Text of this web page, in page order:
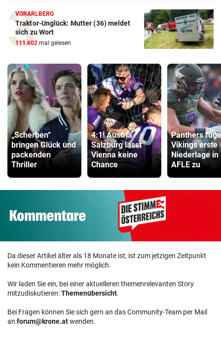
VORARLBERG
Traktor-Unglück: Mutter (36) meldet
sich zu Wort
111.602 mal gelesen
„Scherben“
bringen Glück und
packenden
Thriller
4:1! Austria
Salzburg lässt
Vienna keine
Chance
Panthers
Vikings erste
Niederlage in
AFLE zu
Da dieser Artikel älter als 18 Monate ist, ist zum jetzigen Zeitpunkt
kein Kommentieren mehr möglich.
Wir laden Sie ein, bei einer aktuelleren themenrelevanten Story
mitzudiskutieren:Themenübersicht.
Bei Fragen können Sie sich gern an das Community-Team per Mail
an forum@krone.atwenden.